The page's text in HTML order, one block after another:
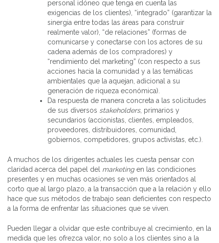
personal idóneo que tenga en cuenta las
exigencias de los clientes), “integrado” (garantizar la
sinergia entre todas las áreas para construir
realmente valor), “de relaciones” (formas de
comunicarse y conectarse con los actores de su
cadena además de los compradores) y
“rendimiento del marketing” (con respecto a sus
acciones hacia la comunidad y a las temáticas
ambientales que la aquejan, adicional a su
generación de riqueza económica).
Da respuesta de manera concreta a las solicitudes
de sus diversos stakeholders, primarios y
secundarios (accionistas, clientes, empleados,
proveedores, distribuidores, comunidad,
gobiernos, competidores, grupos activistas, etc.).
A muchos de los dirigentes actuales les cuesta pensar con
claridad acerca del papel del marketingen las condiciones
presentes y en muchas ocasiones se ven más orientados al
corto que al largo plazo, a la transacción que a la relación y ello
hace que sus métodos de trabajo sean deficientes con respecto
a la forma de enfrentar las situaciones que se viven.
Pueden llegar a olvidar que este contribuye al crecimiento, en la
medida que les ofrezca valor, no solo a los clientes sino a la